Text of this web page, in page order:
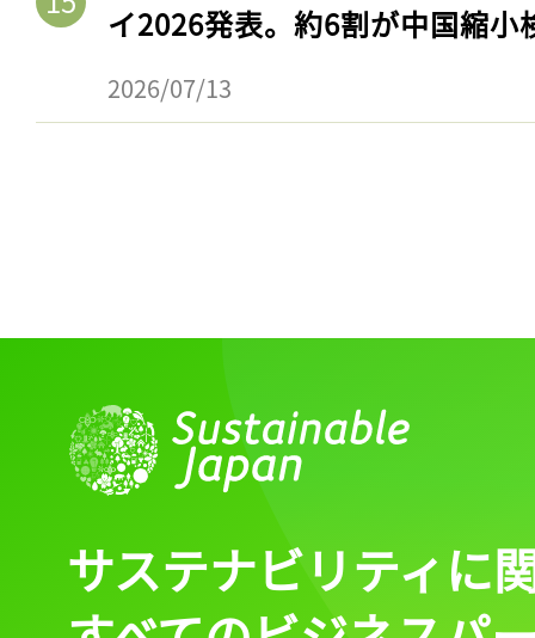
イ2026発表。約6割が中国縮小
2026/07/13
サステナビリティに